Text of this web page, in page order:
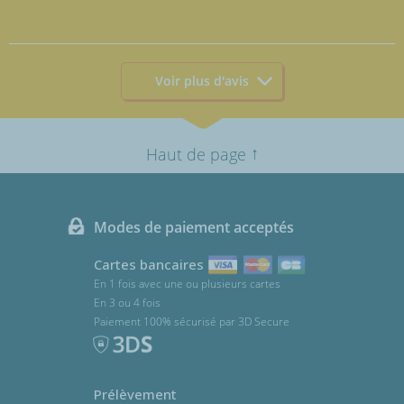
Voir plus d'avis
Haut de page ↑
Modes de paiement acceptés
Cartes bancaires
En 1 fois avec une ou plusieurs cartes
En 3 ou 4 fois
Paiement 100% sécurisé par 3D Secure
Prélèvement